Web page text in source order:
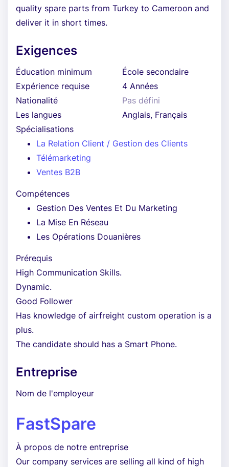
quality spare parts from Turkey to Cameroon and
deliver it in short times.
Exigences
Éducation minimum
École secondaire
Expérience requise
4 Années
Nationalité
Pas défini
Les langues
Anglais, Français
Spécialisations
La Relation Client / Gestion des Clients
Télémarketing
Ventes B2B
Compétences
Gestion Des Ventes Et Du Marketing
La Mise En Réseau
Les Opérations Douanières
Prérequis
High Communication Skills.
Dynamic.
Good Follower
Has knowledge of airfreight custom operation is a
plus.
The candidate should has a Smart Phone.
Entreprise
Nom de l'employeur
FastSpare
À propos de notre entreprise
Our company services are selling all kind of high